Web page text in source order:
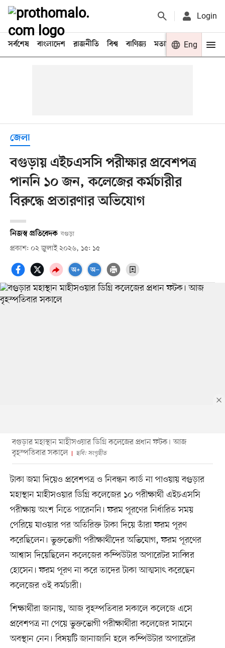
Login
সর্বশেষ বাংলাদেশ রাজনীতি বিশ্ব বাণিজ্য মতামত খেলা
Eng
জেলা
বগুড়ায় এইচএসসি পরীক্ষার প্রবেশপত্র
পাননি ১০ জন, কলেজের কর্মচারীর
বিরুদ্ধে প্রতারণার অভিযোগ
নিজস্ব প্রতিবেদক বগুড়া
প্রকাশ: ০২ জুলাই ২০২৬, ১৫: ১৫
বগুড়ার মহাস্থান মাহীসওয়ার ডিগ্রি কলেজের প্রধান ফটক। আজ
বৃহস্পতিবার সকালে
ছবি: সংগৃহীত
টাকা জমা দিয়েও প্রবেশপত্র ও নিবন্ধন কার্ড না পাওয়ায় বগুড়ার
মহাস্থান মাহীসওয়ার ডিগ্রি কলেজের ১০ পরীক্ষার্থী এইচএসসি
পরীক্ষায় অংশ নিতে পারেননি। ফরম পূরণের নির্ধারিত সময়
পেরিয়ে যাওয়ার পর অতিরিক্ত টাকা দিয়ে তাঁরা ফরম পূরণ
করেছিলেন। ভুক্তভোগী পরীক্ষার্থীদের অভিযোগ, ফরম পূরণের
আশ্বাস দিয়েছিলেন কলেজের কম্পিউটার অপারেটর সাব্বির
হোসেন। ফরম পূরণ না করে তাদের টাকা আত্মসাৎ করেছেন
কলেজের ওই কর্মচারী।
শিক্ষার্থীরা জানায়, আজ বৃহস্পতিবার সকালে কলেজে এসে
প্রবেশপত্র না পেয়ে ভুক্তভোগী পরীক্ষার্থীরা কলেজের সামনে
অবস্থান নেন। বিষয়টি জানাজানি হলে কম্পিউটার অপারেটর